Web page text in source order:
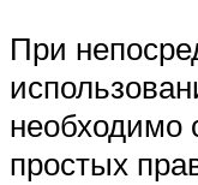
При
необходимо
простых